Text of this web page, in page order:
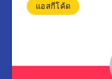
แอสกีโค้ด